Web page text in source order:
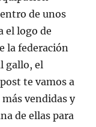
de unos
el logo de
la federación
gallo, el
te vamos a
vendidas y
de ellas para